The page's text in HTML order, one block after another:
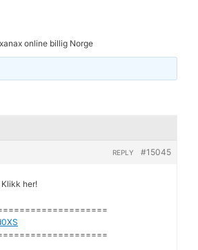
online billig Norge
#15045
REPLY
her!